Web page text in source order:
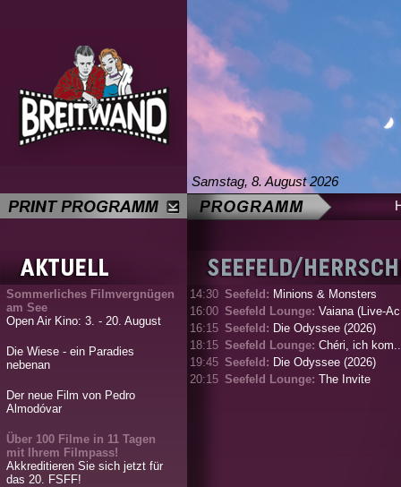
Samstag, 8. August 2026
Sommerliches Filmvergnügen
am See
Open Air Kino: 3. - 20. August
Die Wiese - ein Paradies
nebenan
Der neue Film von Pedro
Almodóvar
Über 100 Filme in 11 Tagen
mit Ihrem Filmpass!
Akkreditieren Sie sich jetzt für
das 20. FSFF!
14:30 Seefeld: Minions & Monsters
16:00 Seefeld Lounge: Vaiana (Live-
16:15 Seefeld: Die Odyssee (2026)
18:15 Seefeld Lounge: Chéri, ich
19:45 Seefeld: Die Odyssee (2026)
20:15 Seefeld Lounge: The Invite